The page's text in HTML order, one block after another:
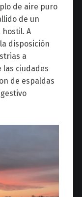
de aire puro
de un
hostil. A
disposición
a
las ciudades
de espaldas